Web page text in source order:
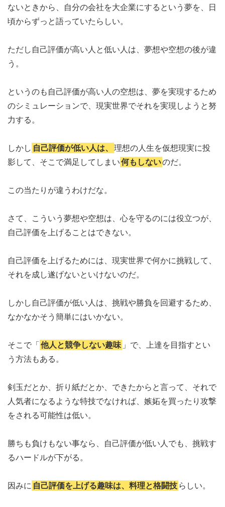
ないときから、自分の会社を大企業にするという夢を、日
頃からずっと語っていたらしい。
ただし自己評価が高い人と低い人は、夢想や空想の後が違
う。
というのも自己評価が高い人の空想は、夢を実現するため
のシミュレーションで、現実世界でそれを実現しようと努
力する。
しかし 自己評価が低い人は、
理想の人生を仮想現実に投
影して、そこで満足してしまい何もしないのだ。
この当たりが違うわけだな。
さて、こういう夢想や空想は、心を守るのには役立つが、
自己評価を上げることはできない。
自己評価を上げるためには、現実世界で何かに挑戦して、
それを成し遂げないといけないのだ。
しかし自己評価が低い人は、挑戦や勝負を回避するため、
なかなかそう簡単にはいかない。
そこで「 他人と競争しない趣味 」で、上達を目指すとい
う方法もある。
剣玉だとか、折り紙だとか、できたからと言って、それで
人気者になるような特技でなければ、嫉妬を買ったり攻撃
をされる可能性は低い。
勝ちも負けもない事なら、自己評価が低い人でも、挑戦す
るハードルが下がる。
因みに 自己評価を上げる趣味は、料理と格闘技 らしい。